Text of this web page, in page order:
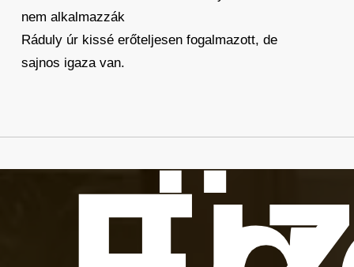
nem alkalmazzák
Ráduly úr kissé erőteljesen fogalmazott, de
sajnos igaza van.